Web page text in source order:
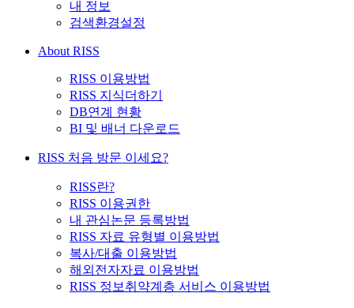
내 정보
검색환경설정
About RISS
RISS 이용방법
RISS 지식더하기
DB연계 현황
BI 및 배너 다운로드
RISS 처음 방문 이세요?
RISS란?
RISS 이용권한
내 관심논문 등록방법
RISS 자료 유형별 이용방법
복사/대출 이용방법
해외전자자료 이용방법
RISS 정보취약계층 서비스 이용방법